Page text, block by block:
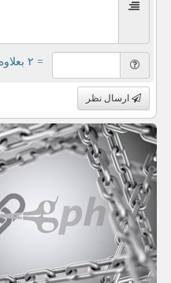
= ۲ بعلاوه ۳
ارسال نظر